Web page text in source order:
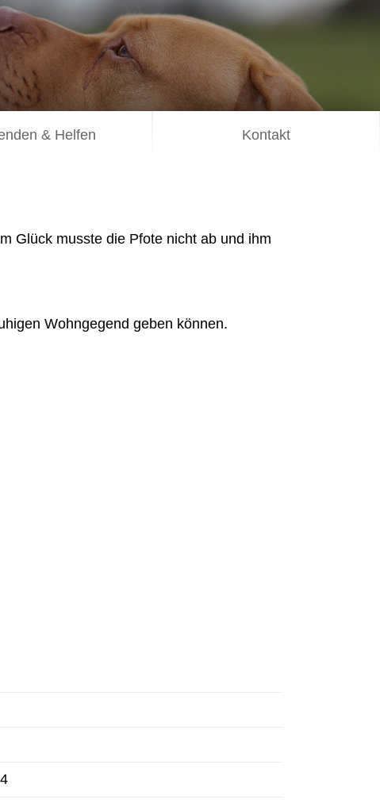
& Helfen Kontakt
Glück musste die Pfote nicht ab und ihm
Wohngegend geben können.